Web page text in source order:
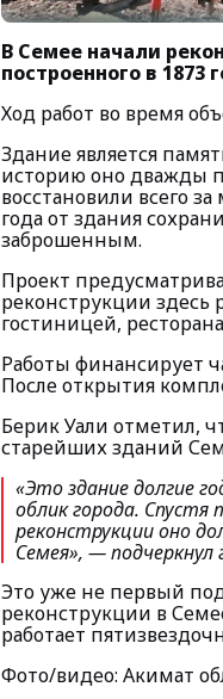
В Семее начали
построенного в 1873
Ход работ во время
Здание является
историю оно дважды
восстановили всего
года от здания
заброшенным.
Проект
реконструкции
гостиницей,
Работы финансирует
После открытия
Берик Уали отметил,
старейших зданий
«Это здание долгие
облик города.
реконструкции оно
Семея», — подчеркнул
Это уже не первый
реконструкции в
работает
Фото/видео: Акимат